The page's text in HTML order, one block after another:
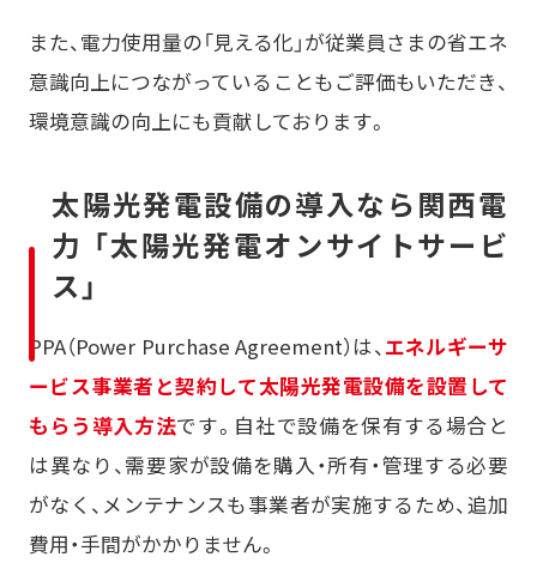
また、電力使用量の「見える化」が従業員さまの省エネ
意識向上につながっていることもご評価もいただき、
環境意識の向上にも貢献しております。
太陽光発電設備の導入なら関西電
力 「太陽光発電オンサイトサービ
ス」
PPA（Power Purchase Agreement）は、 エネルギーサ
ービス事業者と契約して太陽光発電設備を設置して
もらう導入方法です。自社で設備を保有する場合と
は異なり、需要家が設備を購入・所有・管理する必要
がなく、メンテナンスも事業者が実施するため、追加
費用・手間がかかりません。